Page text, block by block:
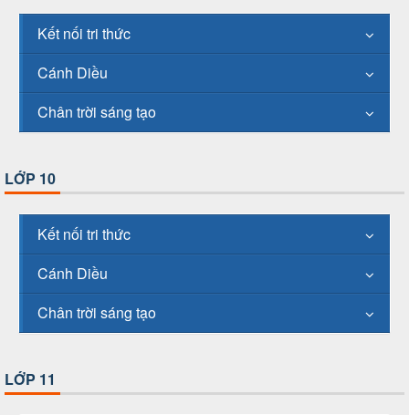
Kết nối tri thức
Cánh Diều
Chân trời sáng tạo
LỚP 10
Kết nối tri thức
Cánh Diều
Chân trời sáng tạo
LỚP 11